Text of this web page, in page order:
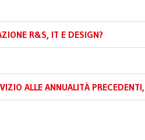
R&S, IT E DESIGN?
ALLE ANNUALITÀ